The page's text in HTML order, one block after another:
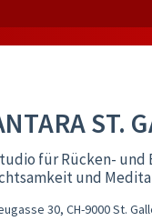
ST.
für Rücken- und
und
30, CH-9000 St.